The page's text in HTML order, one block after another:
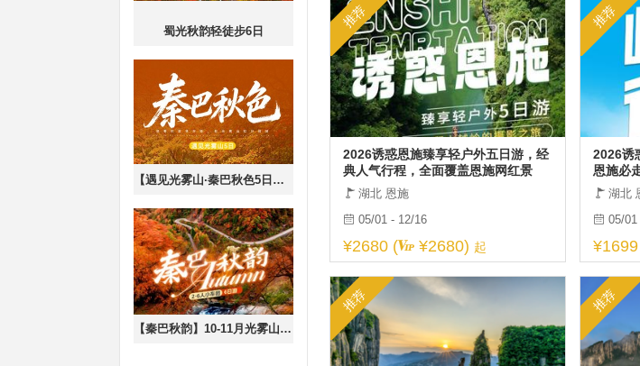
蜀光秋韵轻徒步6日
【遇见光雾山·秦巴秋色5日】汉中+米仓山+十八月潭+黎坪森林+千年银杏+高江路+狮子沟+黑熊沟+天然画廊-
【秦巴秋韵】10-11月光雾山-黄柏塬-留坝狮子沟-最美乡村公路高江路-龙头山云海-十八月潭6日私家探秘之旅！
推荐
2026诱惑恩施臻享轻户外五日游，经
典人气行程，全面覆盖恩施网红景
点，一次尽兴。
湖北 恩施
05/01 - 12/16
¥2680 ( ¥2680) 起
推荐
2026诱
恩施必
朝东岩
湖北
05/
推荐 推荐